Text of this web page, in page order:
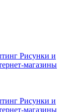
Рисунки и
магазины
Рисунки и
магазины